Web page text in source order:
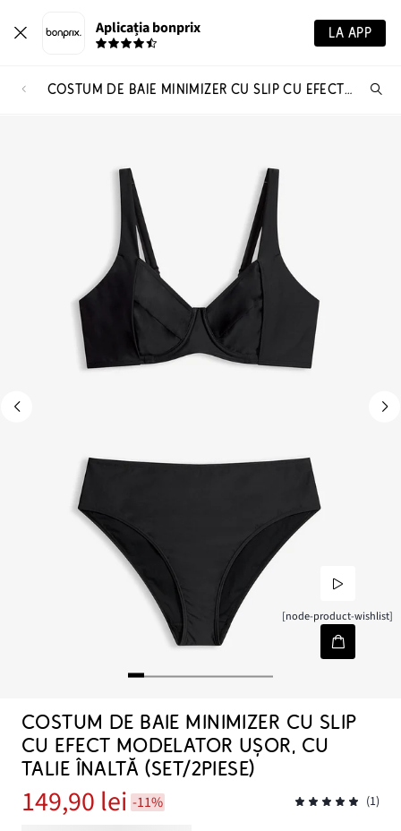
Aplicația bonprix LA APP
COSTUM DE BAIE MINIMIZER CU SLIP CU EFECT MODELATOR UȘOR, CU TALIE ÎNALTĂ (SET/2PIESE)
[node-product-wishlist]
COSTUM DE BAIE MINIMIZER CU SLIP
CU EFECT MODELATOR UȘOR, CU
TALIE ÎNALTĂ (SET/2PIESE)
149,90 lei -11% (1)